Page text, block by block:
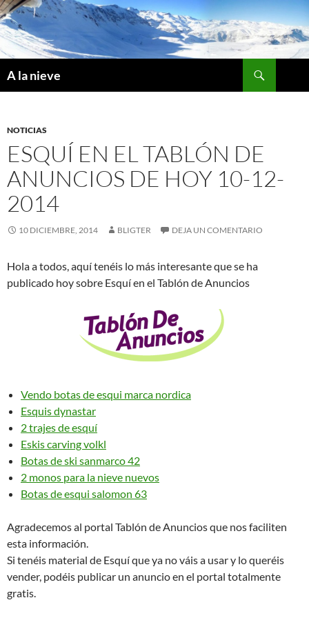
Saltar
al
contenido
A la nieve
NOTICIAS
ESQUÍ EN EL TABLÓN DE
ANUNCIOS DE HOY 10-12-
2014
10 DICIEMBRE, 2014 BLIGTER DEJA UN COMENTARIO
Hola a todos, aquí tenéis lo más interesante que se ha
publicado hoy sobre Esquí en el Tablón de Anuncios
Vendo botas de esqui marca nordica
Esquis dynastar
2 trajes de esquí
Eskis carving volkl
Botas de ski sanmarco 42
2 monos para la nieve nuevos
Botas de esqui salomon 63
Agradecemos al portal Tablón de Anuncios que nos faciliten
esta información.
Si tenéis material de Esquí que ya no váis a usar y lo queréis
vender, podéis publicar un anuncio en el portal totalmente
gratis.